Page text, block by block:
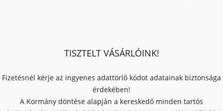
TISZTELT VÁSÁRLÓINK!
Fizetésnél kérje az ingyenes adattörlő kódot adatainak biztonsága
érdekében!
A Kormány döntése alapján a kereskedő minden tartós